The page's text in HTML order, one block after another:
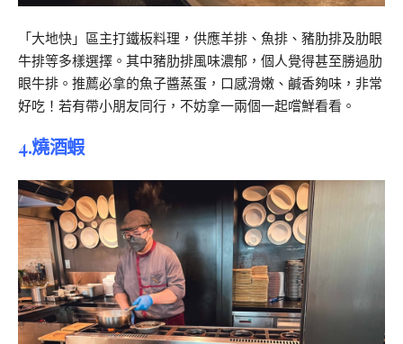
「大地快」區主打鐵板料理，供應羊排、魚排、豬肋排及肋眼
牛排等多樣選擇。其中豬肋排風味濃郁，個人覺得甚至勝過肋
眼牛排。推薦必拿的魚子醬蒸蛋，口感滑嫩、鹹香夠味，非常
好吃！若有帶小朋友同行，不妨拿一兩個一起嚐鮮看看。
4.燒酒蝦